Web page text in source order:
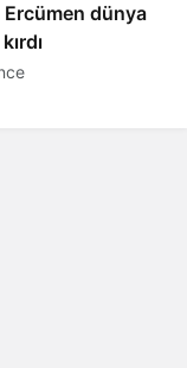
Ercümen dünya